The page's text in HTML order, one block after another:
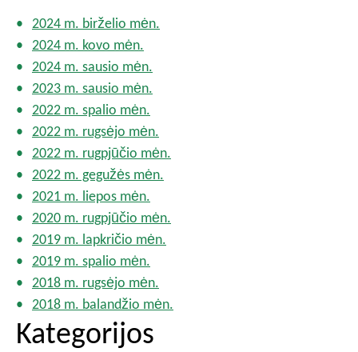
2024 m. birželio mėn.
2024 m. kovo mėn.
2024 m. sausio mėn.
2023 m. sausio mėn.
2022 m. spalio mėn.
2022 m. rugsėjo mėn.
2022 m. rugpjūčio mėn.
2022 m. gegužės mėn.
2021 m. liepos mėn.
2020 m. rugpjūčio mėn.
2019 m. lapkričio mėn.
2019 m. spalio mėn.
2018 m. rugsėjo mėn.
2018 m. balandžio mėn.
Kategorijos